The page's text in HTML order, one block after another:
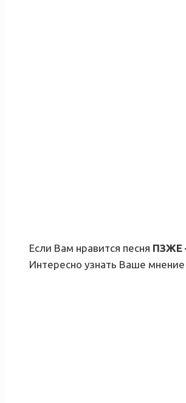
Если Вам нравится песня ПЗЖЕ
Интересно узнать Ваше мнение